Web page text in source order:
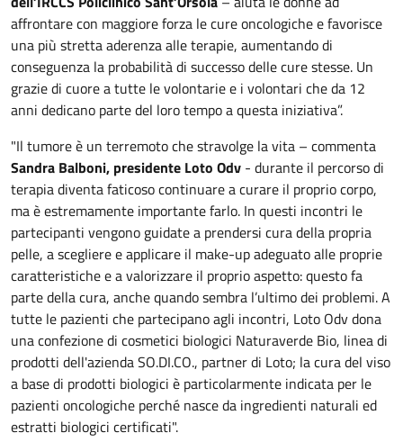
affrontare con maggiore forza le cure oncologiche e favorisce
una più stretta aderenza alle terapie, aumentando di
conseguenza la probabilità di successo delle cure stesse. Un
grazie di cuore a tutte le volontarie e i volontari che da 12
anni dedicano parte del loro tempo a questa iniziativa”.
"Il tumore è un terremoto che stravolge la vita – commenta
Sandra Balboni, presidente Loto Odv - durante il percorso di
terapia diventa faticoso continuare a curare il proprio corpo,
ma è estremamente importante farlo. In questi incontri le
partecipanti vengono guidate a prendersi cura della propria
pelle, a scegliere e applicare il make-up adeguato alle proprie
caratteristiche e a valorizzare il proprio aspetto: questo fa
parte della cura, anche quando sembra l’ultimo dei problemi. A
tutte le pazienti che partecipano agli incontri, Loto Odv dona
una confezione di cosmetici biologici Naturaverde Bio, linea di
prodotti dell'azienda SO.DI.CO., partner di Loto; la cura del viso
a base di prodotti biologici è particolarmente indicata per le
pazienti oncologiche perché nasce da ingredienti naturali ed
estratti biologici certificati".